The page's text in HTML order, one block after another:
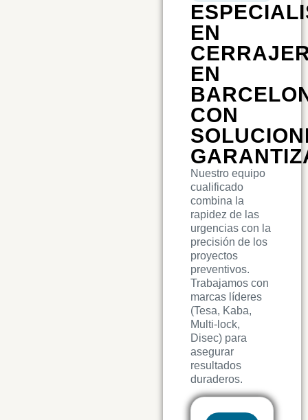
EN
EN
CON
Nuestro equipo
cualificado
combina la
rapidez de las
urgencias con la
precisión de los
proyectos
preventivos.
Trabajamos con
marcas líderes
(Tesa, Kaba,
Multi-lock,
Disec) para
asegurar
resultados
duraderos.